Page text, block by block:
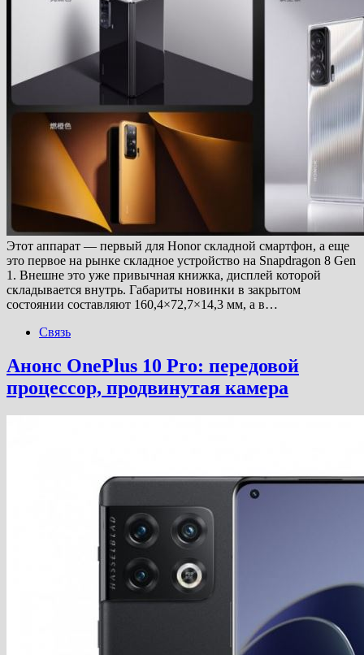
Этот аппарат — первый для Honor складной смартфон, а еще
это первое на рынке складное устройство на Snapdragon 8 Gen
1. Внешне это уже привычная книжка, дисплей которой
складывается внутрь. Габариты новинки в закрытом
состоянии составляют 160,4×72,7×14,3 мм, а в…
Связь
Анонс OnePlus 10 Pro: передовой
процессор, продвинутая камера